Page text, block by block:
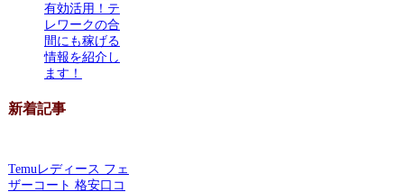
有効活用！テ
レワークの合
間にも稼げる
情報を紹介し
ます！
新着記事
Temuレディース フェ
ザーコート 格安口コ